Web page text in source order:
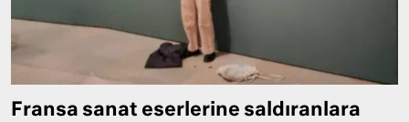
Fransa sanat eserlerine saldıranlara